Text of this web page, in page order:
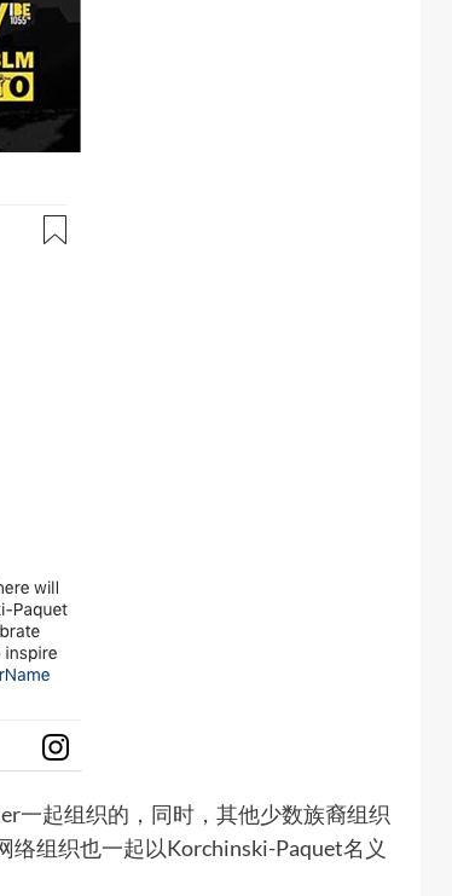
一起组织的，同时，其他少数族裔组织
络组织也一起以Korchinski-Paquet名义